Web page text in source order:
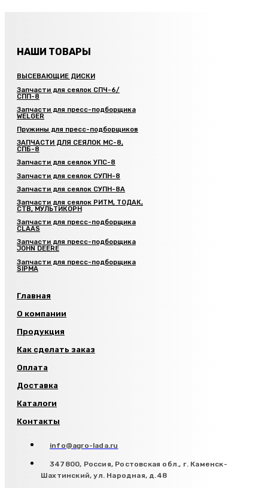
НАШИ ТОВАРЫ
ВЫСЕВАЮЩИЕ ДИСКИ
Запчасти для сеялок СПЧ-6/
СПП-8
Запчасти для пресс-подборщика
WELGER
Пружины для пресс-подборщиков
ЗАПЧАСТИ ДЛЯ СЕЯЛОК МС-8,
СПБ-8
Запчасти для сеялок УПС-8
Запчасти для сеялок СУПН-8
Запчасти для сеялок СУПН-8А
Запчасти для сеялок РИТМ, ТОДАК,
СТВ, МУЛЬТИКОРН
Запчасти для пресс-подборщика
CLAAS
Запчасти для пресс-подборщика
JOHN DEERE
Запчасти для пресс-подборщика
SIPMA
Главная
О компании
Продукция
Как сделать заказ
Оплата
Доставка
Каталоги
Контакты
info@agro-lada.ru
347800, Россия, Ростовская обл., г. Каменск-
Шахтинский, ул. Народная, д.48